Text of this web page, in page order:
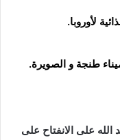
لأوروبا.
طنجة و الصويرة.
على الانفتاح على